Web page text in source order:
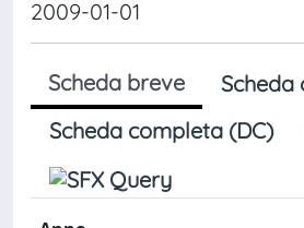
2009-01-01
Scheda breve
Scheda
Scheda completa (DC)